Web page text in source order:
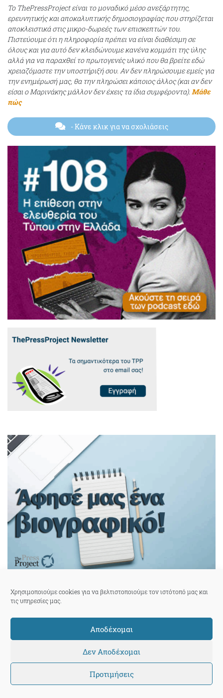
Χρησιμοποιούμε cookies για να βελτιστοποιούμε τον ιστότοπό μας και
τις υπηρεσίες μας.
Αποδέχομαι
Δεν Αποδέχομαι
Προτιμήσεις
Το ThePressProject είναι το μοναδικό μέσο ανεξάρτητης,
ερευνητικής και αποκαλυπτικής δημοσιογραφίας που στηρίζεται
αποκλειστικά στις μικρο-δωρεές των επισκεπτών του.
Πιστεύουμε ότι η πληροφορία πρέπει να είναι διαθέσιμη σε
όλους και για αυτό δεν κλειδώνουμε κανένα κομμάτι της ύλης
αλλά για να παραχθεί το πρωτογενές υλικό που θα βρείτε εδώ
χρειαζόμαστε την υποστήριξή σου. Αν δεν πληρώσουμε εμείς για
την ενημέρωσή μας, θα την πληρώσει κάποιος άλλος (και αν δεν
είσαι ο Μαρινάκης μάλλον δεν έχεις τα ίδια συμφέροντα). Μάθε
πώς
- Κάνε κλικ για να σχολιάσεις